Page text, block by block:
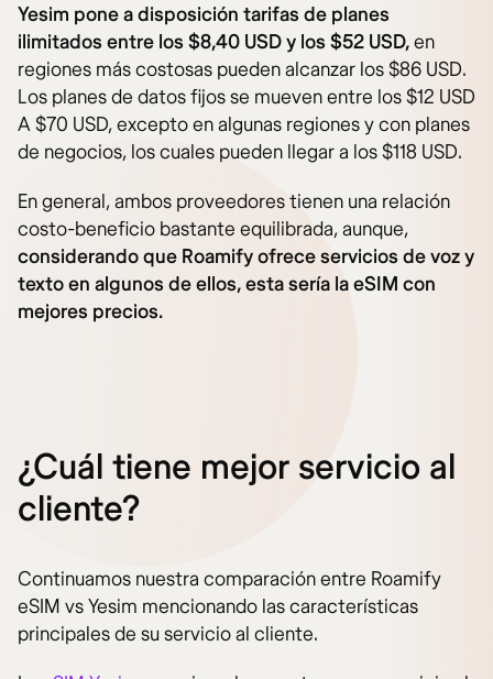
Yesim pone a disposición tarifas de planes
ilimitados entre los $8,40 USD y los $52 USD,en
regiones más costosas pueden alcanzar los $86 USD.
Los planes de datos fijos se mueven entre los $12 USD
A $70 USD, excepto en algunas regiones y con planes
de negocios, los cuales pueden llegar a los $118 USD.
En general, ambos proveedores tienen una relación
costo-beneficio bastante equilibrada, aunque,
considerando que Roamify ofrece servicios de voz y
texto en algunos de ellos, esta sería la eSIM con
mejores precios.
¿Cuál tiene mejor servicio al
cliente?
Continuamos nuestra comparación entre Roamify
eSIM vs Yesim mencionando las características
principales de su servicio al cliente.